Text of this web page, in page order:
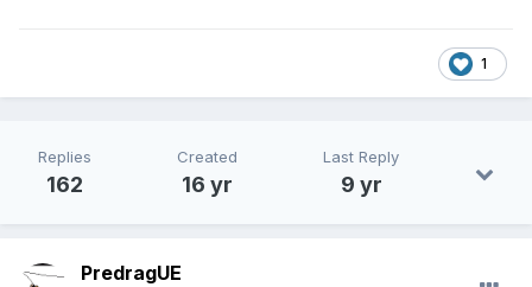
1
Replies
162
Created
16 yr
Last Reply
9 yr
PredragUE